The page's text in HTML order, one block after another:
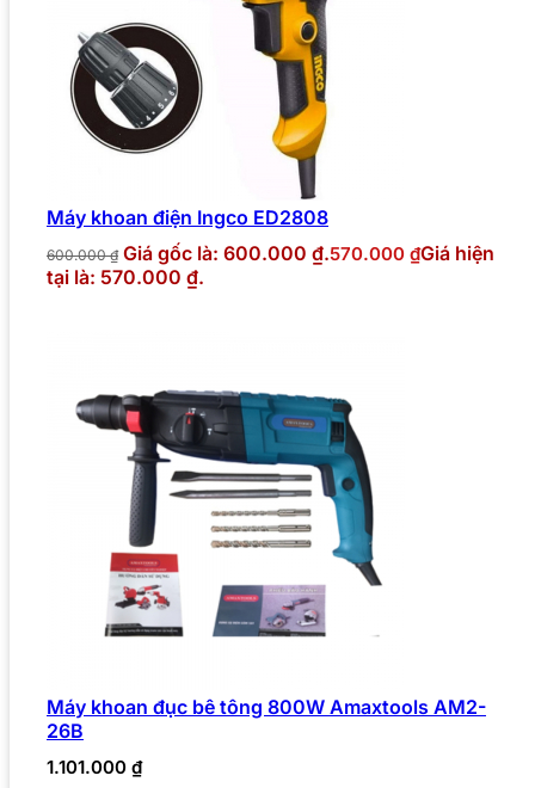
Máy khoan điện Ingco ED2808
600.000₫ Giá gốc là: 600.000 ₫.570.000 ₫Giá hiện
tại là: 570.000 ₫.
Máy khoan đục bê tông 800W Amaxtools AM2-
26B
1.101.000 ₫